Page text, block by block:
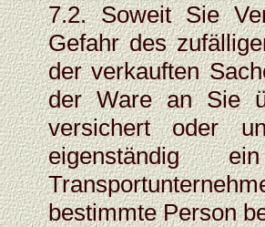
7.2. Soweit Sie
Gefahr des
der verkauften
der Ware an Sie
versichert oder
eigenständig
bestimmte Person